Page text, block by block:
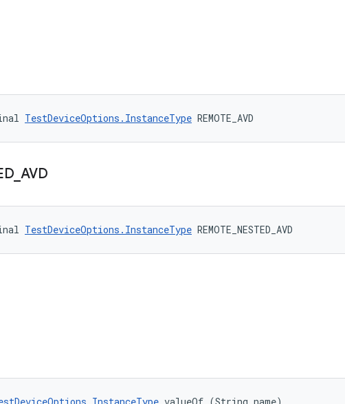
TestDeviceOptions.InstanceType REMOTE_AVD
AVD
TestDeviceOptions.InstanceType REMOTE_NESTED_AVD